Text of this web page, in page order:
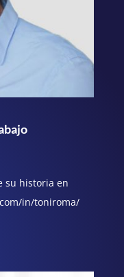
su historia en
in/toniroma/